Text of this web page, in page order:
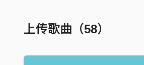
上传歌曲（58）